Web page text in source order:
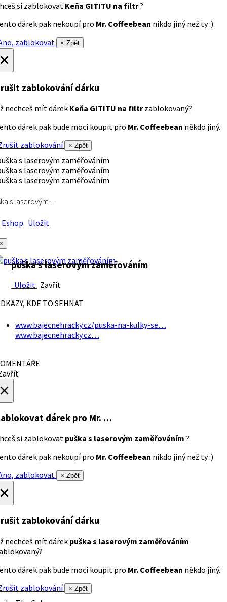
si zablokovat Keňa GITITU na filtr?
dárek pak nekoupí pro Mr. Coffeebean nikdo jiný než ty :)
zablokovat
× Zpět
zablokování dárku
nechceš mít dárek Keňa GITITU na filtrzablokovaný?
dárek pak bude moci koupit pro Mr. Coffeebean někdo jiný.
zablokování
× Zpět
s laserovým…
Uložit
puška s laserovým zaměřováním
Uložit Zavřít
KDE TO SEHNAT
www.bajecnehracky.cz/puska-na-kulky-se…
www.bajecnehracky.cz…
dárek pro Mr. …
si zablokovat puška s laserovým zaměřováním ?
dárek pak nekoupí pro Mr. Coffeebean nikdo jiný než ty :)
zablokovat
× Zpět
zablokování dárku
nechceš mít dárek puška s laserovým zaměřováním
dárek pak bude moci koupit pro Mr. Coffeebean někdo jiný.
zablokování
× Zpět